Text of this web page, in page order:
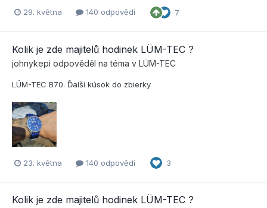
29. května 140 odpovědí 7
Kolik je zde majitelů hodinek LÜM-TEC ?
johnykepi odpověděl na téma v LÜM-TEC
LÜM-TEC B70. Ďalší kúsok do zbierky
23. května 140 odpovědí 3
Kolik je zde majitelů hodinek LÜM-TEC ?